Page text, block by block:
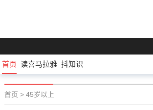
首页 读喜马拉雅 抖知识
首页 > 45岁以上